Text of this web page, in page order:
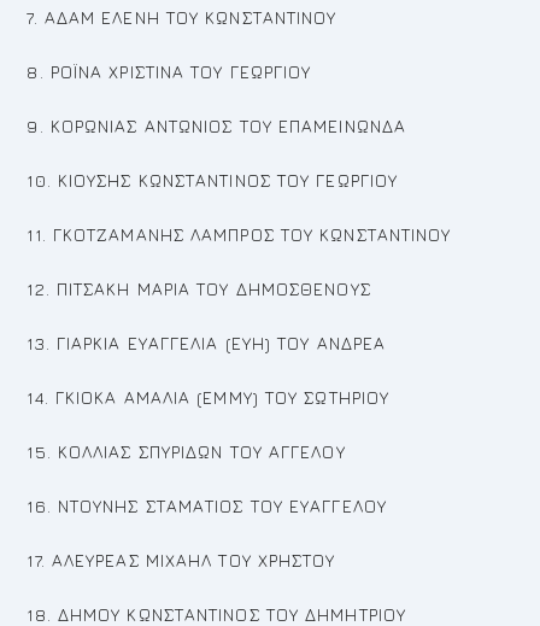
7. ΑΔΑΜ ΕΛΕΝΗ ΤΟΥ ΚΩΝΣΤΑΝΤΙΝΟΥ
8. ΡΟΪΝΑ ΧΡΙΣΤΙΝΑ ΤΟΥ ΓΕΩΡΓΙΟΥ
9. ΚΟΡΩΝΙΑΣ ΑΝΤΩΝΙΟΣ ΤΟΥ ΕΠΑΜΕΙΝΩΝΔΑ
10. ΚΙΟΥΣΗΣ ΚΩΝΣΤΑΝΤΙΝΟΣ ΤΟΥ ΓΕΩΡΓΙΟΥ
11. ΓΚΟΤΖΑΜΑΝΗΣ ΛΑΜΠΡΟΣ ΤΟΥ ΚΩΝΣΤΑΝΤΙΝΟΥ
12. ΠΙΤΣΑΚΗ ΜΑΡΙΑ ΤΟΥ ΔΗΜΟΣΘΕΝΟΥΣ
13. ΓΙΑΡΚΙΑ ΕΥΑΓΓΕΛΙΑ (ΕΥΗ) ΤΟΥ ΑΝΔΡΕΑ
14. ΓΚΙΟΚΑ ΑΜΑΛΙΑ (ΕΜΜΥ) ΤΟΥ ΣΩΤΗΡΙΟΥ
15. ΚΟΛΛΙΑΣ ΣΠΥΡΙΔΩΝ ΤΟΥ ΑΓΓΕΛΟΥ
16. ΝΤΟΥΝΗΣ ΣΤΑΜΑΤΙΟΣ ΤΟΥ ΕΥΑΓΓΕΛΟΥ
17. ΑΛΕΥΡΕΑΣ ΜΙΧΑΗΛ ΤΟΥ ΧΡΗΣΤΟΥ
18. ΔΗΜΟΥ ΚΩΝΣΤΑΝΤΙΝΟΣ ΤΟΥ ΔΗΜΗΤΡΙΟΥ